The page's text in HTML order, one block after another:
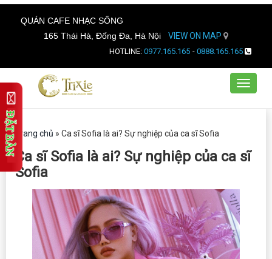
QUÁN CAFE NHẠC SỐNG
165 Thái Hà, Đống Đa, Hà Nội
VIEW ON MAP
HOTLINE: 0977.165.165 - 0888.165.165
Toggle
Trang chủ » Ca sĩ Sofia là ai? Sự nghiệp của ca sĩ Sofia
Ca sĩ Sofia là ai? Sự nghiệp của ca sĩ
Sofia